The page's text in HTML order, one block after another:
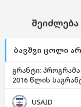
შეიძლება
ბავშვი ცოლი
გრანტი:
2016 წლის
USAID